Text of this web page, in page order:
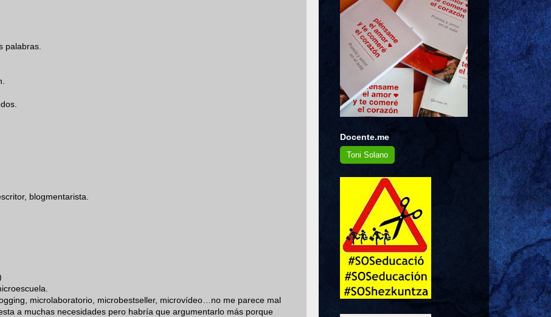
palabras.
blogmentarista.
microlaboratorio, microbestseller, microvídeo…no me parece mal
a muchas necesidades pero habría que argumentarlo más porque
Docente.me
Toni Solano